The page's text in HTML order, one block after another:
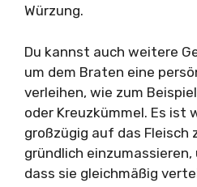
Würzung.
Du kannst auch weitere
um dem Braten eine
verleihen, wie zum
oder Kreuzkümmel. Es ist
großzügig auf das Fleisch
gründlich
dass sie gleichmäßig